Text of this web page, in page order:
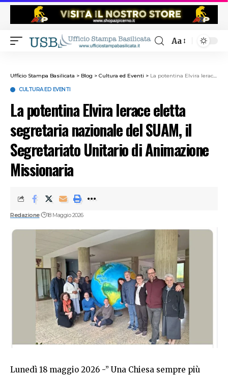
Aa
Ufficio Stampa Basilicata > Blog > Cultura ed Eventi > La potentina Elvira Ierace eletta segretaria nazionale del SUAM, il Segretariato Unitario di Animazione Missionaria
CULTURA ED EVENTI
La potentina Elvira Ierace eletta
segretaria nazionale del SUAM, il
Segretariato Unitario di Animazione
Missionaria
Redazione 18 Maggio 2026
Lunedì 18 maggio 2026 -” Una Chiesa sempre più